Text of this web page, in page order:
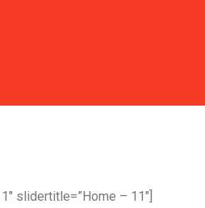
slidertitle=”Home – 11″]